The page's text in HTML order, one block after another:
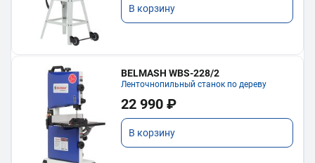
В корзину
BELMASH WBS-228/2
Ленточнопильный станок по дереву
22 990 ₽
В корзину